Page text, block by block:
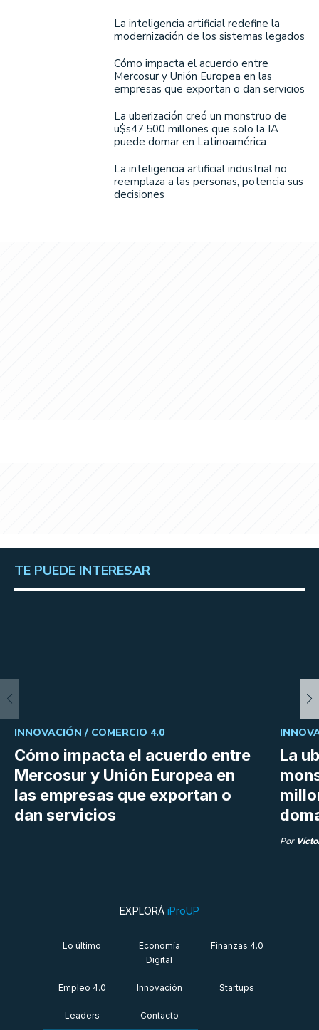
La inteligencia artificial redefine la
modernización de los sistemas legados
Cómo impacta el acuerdo entre
Mercosur y Unión Europea en las
empresas que exportan o dan servicios
La uberización creó un monstruo de
u$s47.500 millones que solo la IA
puede domar en Latinoamérica
La inteligencia artificial industrial no
reemplaza a las personas, potencia sus
decisiones
TE PUEDE INTERESAR
Cómo impacta el acuerdo entre
Mercosur y Unión Europea en
las empresas que exportan o
dan servicios
INNOVACIÓN / COMERCIO 4.0
La
Por
EXPLORÁ iProUP
Lo último
Economía
Digital
Finanzas 4.0
Empleo 4.0 Innovación Startups
Leaders Contacto